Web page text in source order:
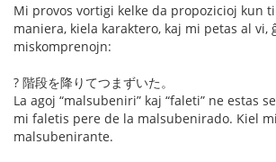
Mi provos vortigi kelke da propozicioj kun
maniera, kiela karaktero, kaj mi petas al vi,
miskomprenojn:
? 階段を降りてつまずいた。
La agoj “malsubeniri” kaj “faleti” ne estas
mi faletis pere de la malsubenirado. Kiel
malsubenirante.